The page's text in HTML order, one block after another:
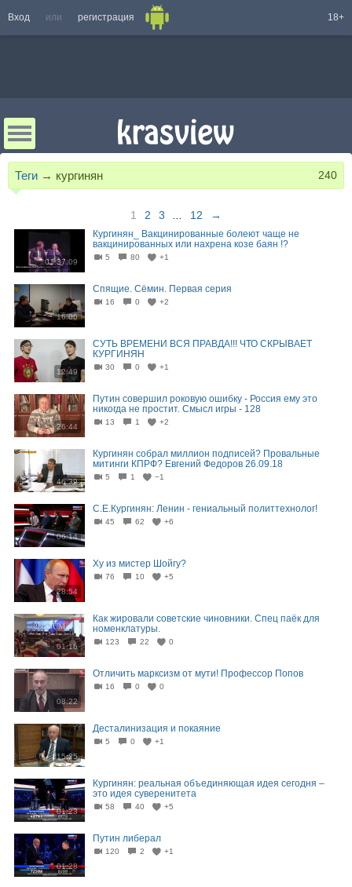
Вход или регистрация 18+
Теги → кургинян 240
1 2 3 12 →
01:37:09
Кургинян_ Вакцинированные болеют чаще не
вакцинированных или нахрена козе баян !?
5 80 +1
16:06
Спящие. Сёмин. Первая серия
16 0 +2
12:49
СУТЬ ВРЕМЕНИ ВСЯ ПРАВДА!!! ЧТО СКРЫВАЕТ
КУРГИНЯН
30 0 +1
26:44
Путин совершил роковую ошибку - Россия ему это
никогда не простит. Смысл игры - 128
13 1 +2
46:39
Кургинян cобрал миллион подписей? Провальные
митинги КПРФ? Евгений Федоров 26.09.18
5 1 −1
06:14
С.Е.Кургинян: Ленин - гениальный политтехнолог!
45 62 +6
28:54
Ху из мистер Шойгу?
76 10 +5
01:16
Как жировали советские чиновники. Спец паёк для
номенклатуры.
123 22 0
08:22
Отличить марксизм от мути! Профессор Попов
16 0 0
15:25
Десталинизация и покаяние
5 0 +1
01:23
Кургинян: реальная объединяющая идея сегодня –
это идея суверенитета
58 40 +5
01:28
Путин либерал
120 2 +1